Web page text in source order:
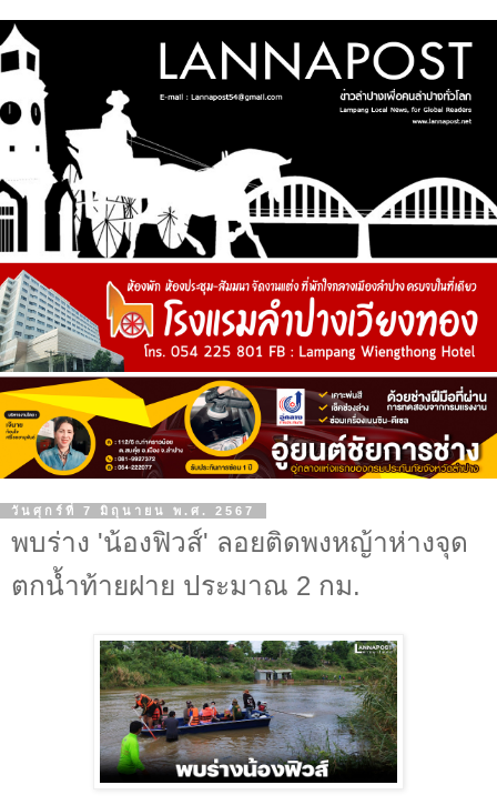
วันศุกร์ที่ 7 มิถุนายน พ.ศ. 2567
พบร่าง 'น้องฟิวส์' ลอยติดพงหญ้าห่างจุด
ตกน้ำท้ายฝาย ประมาณ 2 กม.